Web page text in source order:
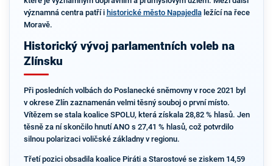
významná centra patří i historické město Napajedlaležící na řece
Moravě.
Historický vývoj parlamentních voleb na
Zlínsku
Při posledních volbách do Poslanecké sněmovny v roce 2021 byl
v okrese Zlín zaznamenán velmi těsný souboj o první místo.
Vítězem se stala koalice SPOLU, která získala 28,82 % hlasů. Jen
těsně za ní skončilo hnutí ANO s 27,41 % hlasů, což potvrdilo
silnou polarizaci voličské základny v regionu.
Třetí pozici obsadila koalice Piráti a Starostové se ziskem 14,59